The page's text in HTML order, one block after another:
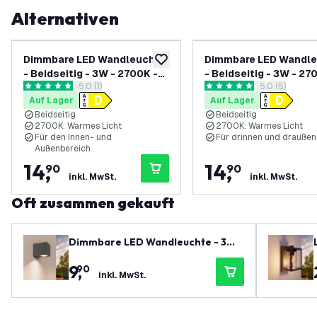
Alternativen
zur Wunschliste hinzufügen
Dimmbare LED Wandleuchte
- Beidseitig - 3W - 2700K -
AnthrazitBewertungsbereich öffnen
5 Bewertungssterne
5.0 (1)
Auf Lager
Beidseitig
2700K: Warmes Licht
Für den Innen- und
Außenbereich
14,
90
inkl. MwSt.
Dimmbare LED
- Beidseitig - 3W -
Weiß
5 Bewertungssterne
5.0 (5)
Auf Lager
Beidseitig
2700K: Warmes Licht
Für drinnen und draußen
14,
90
inkl. MwSt.
Oft zusammen gekauft
Dimmbare LED Wandleuchte - 3W -
9,
90 inkl. MwSt.